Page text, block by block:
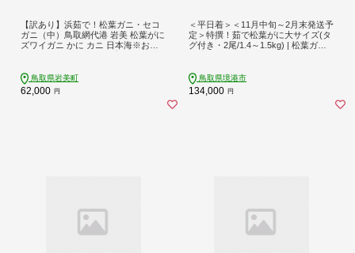
【訳あり】浜茹で！松葉ガニ・セコ
ガニ（中）鳥取網代港 岩美 松葉がに
ズワイガニ かに カニ 日本海※お届
鳥取県岩美町
62,000 円
＜平日着＞＜11月中旬～2月末発送予
定＞特撰！茹で松葉がに大サイズ(タ
グ付き・2尾/1.4～1.5kg) | 松葉ガニ
み ボイル 大サイズ 海鮮 魚介 魚介類
贅沢食材 特選 特撰 産地証明 ブラン
ド蟹 期間限定 カニ鍋 焼きガニ カニ
鳥取県境港市
134,000 円